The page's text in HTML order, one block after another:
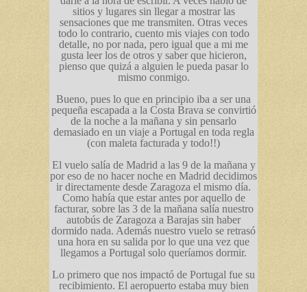
sitios y lugares sin llegar a mostrar las
sensaciones que me transmiten. Otras veces
todo lo contrario, cuento mis viajes con todo
detalle, no por nada, pero igual que a mi me
gusta leer los de otros y saber que hicieron,
pienso que quizá a alguien le pueda pasar lo
mismo conmigo.
Bueno, pues lo que en principio iba a ser una
pequeña escapada a la Costa Brava se convirtió
de la noche a la mañana y sin pensarlo
demasiado en un viaje a Portugal en toda regla
(con maleta facturada y todo!!)
El vuelo salía de Madrid a las 9 de la mañana y
por eso de no hacer noche en Madrid decidimos
ir directamente desde Zaragoza el mismo día.
Como había que estar antes por aquello de
facturar, sobre las 3 de la mañana salía nuestro
autobús de Zaragoza a Barajas sin haber
dormido nada. Además nuestro vuelo se retrasó
una hora en su salida por lo que una vez que
llegamos a Portugal solo queríamos dormir.
Lo primero que nos impactó de Portugal fue su
recibimiento. El aeropuerto estaba muy bien